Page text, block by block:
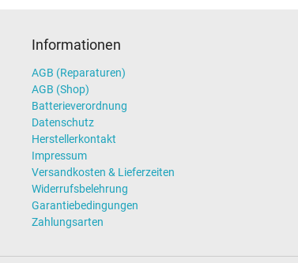
Informationen
AGB (Reparaturen)
AGB (Shop)
Batterieverordnung
Datenschutz
Herstellerkontakt
Impressum
Versandkosten & Lieferzeiten
Widerrufsbelehrung
Garantiebedingungen
Zahlungsarten